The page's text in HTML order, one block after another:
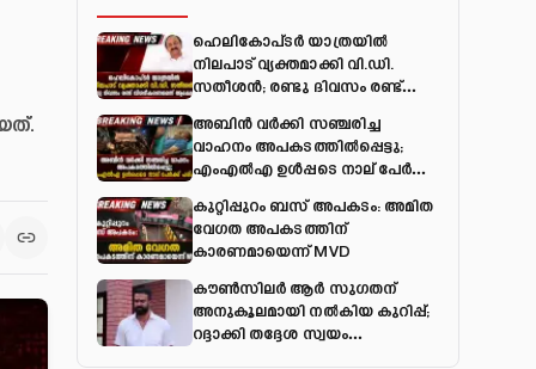
ഹെലികോപ്ടർ യാത്രയിൽ
നിലപാട് വ്യക്തമാക്കി വി.ഡി.
സതീശൻ; രണ്ടു ദിവസം രണ്ട്
അബിന്‍ വര്‍ക്കി സഞ്ചരിച്ച
വാഹനം അപകടത്തില്‍പ്പെട്ടു;
എംഎല്‍എ ഉള്‍പ്പടെ നാല് പേര്‍ക്ക്
കുറ്റിപ്പുറം ബസ് അപകടം: അമിത
വേഗത അപകടത്തിന്
കാരണമായെന്ന് MVD
കൗൺസിലർ ആർ സുഗതന്
അനുകൂലമായി നല്‍കിയ കുറിപ്പ്;
റദ്ദാക്കി തദ്ദേശ സ്വയം